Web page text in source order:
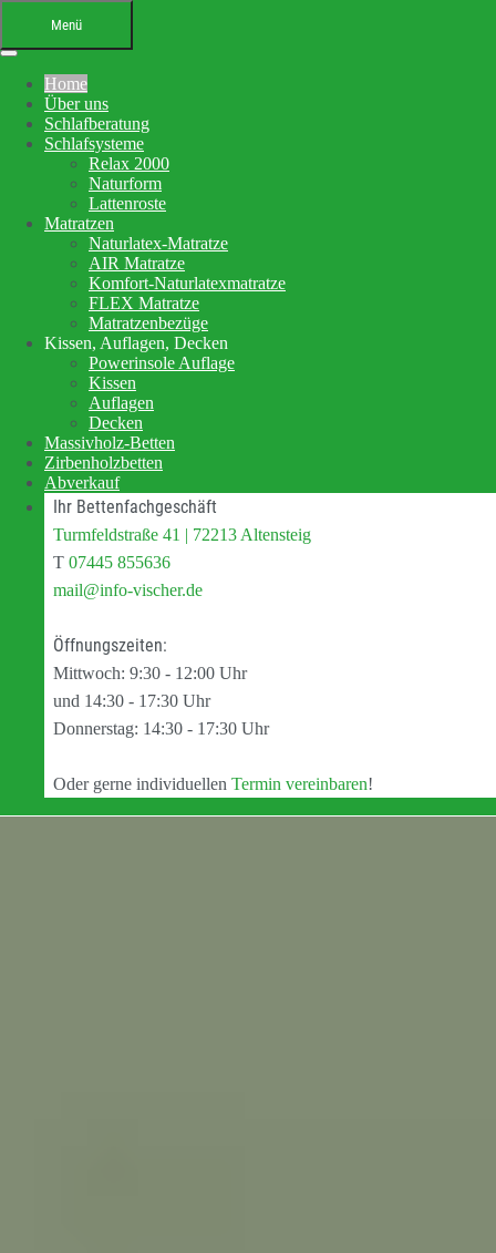
Menü
Home
Über uns
Schlafberatung
Schlafsysteme
Relax 2000
Naturform
Lattenroste
Matratzen
Naturlatex-Matratze
AIR Matratze
Komfort-Naturlatexmatratze
FLEX Matratze
Matratzenbezüge
Kissen, Auflagen, Decken
Powerinsole Auflage
Kissen
Auflagen
Decken
Massivholz-Betten
Zirbenholzbetten
Abverkauf
Ihr Bettenfachgeschäft
Turmfeldstraße 41 | 72213 Altensteig
T 07445 855636
mail@info-vischer.de
Öffnungszeiten:
Mittwoch: 9:30 - 12:00 Uhr
und 14:30 - 17:30 Uhr
Donnerstag: 14:30 - 17:30 Uhr
Oder gerne individuellen Termin vereinbaren!
Ihr Bettenfachgeschäft in
Altensteig
Matratzenberatung
und Betten
Ihre Schlafberatung
Schlafsystem Relax 2000
Matratzen aus reinem Naturlatex